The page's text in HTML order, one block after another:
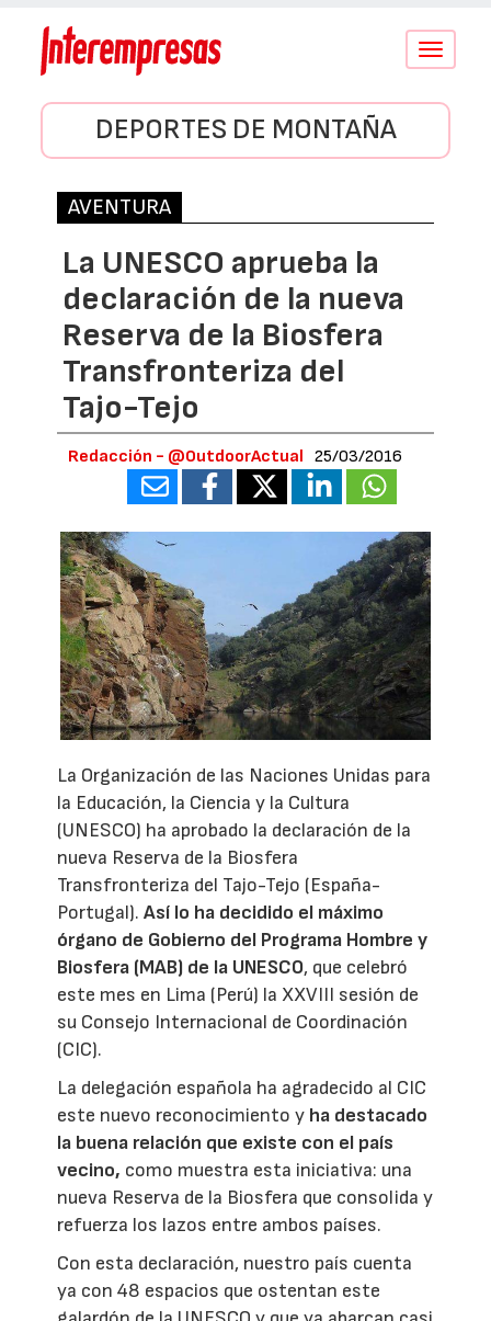
Conmutar
DEPORTES DE MONTAÑA
AVENTURA
La UNESCO aprueba la
declaración de la nueva
Reserva de la Biosfera
Transfronteriza del
Tajo-Tejo
Redacción - @OutdoorActual 25/03/2016
La Organización de las Naciones Unidas para
la Educación, la Ciencia y la Cultura
(UNESCO) ha aprobado la declaración de la
nueva Reserva de la Biosfera
Transfronteriza del Tajo-Tejo (España-
Portugal).Así lo ha decidido el máximo
órgano de Gobierno del Programa Hombre y
Biosfera (MAB) de la UNESCO, que celebró
este mes en Lima (Perú) la XXVIII sesión de
su Consejo Internacional de Coordinación
(CIC).
La delegación española ha agradecido al CIC
este nuevo reconocimiento y ha destacado
la buena relación que existe con el país
vecino, como muestra esta iniciativa: una
nueva Reserva de la Biosfera que consolida y
refuerza los lazos entre ambos países.
Con esta declaración, nuestro país cuenta
ya con 48 espacios que ostentan este